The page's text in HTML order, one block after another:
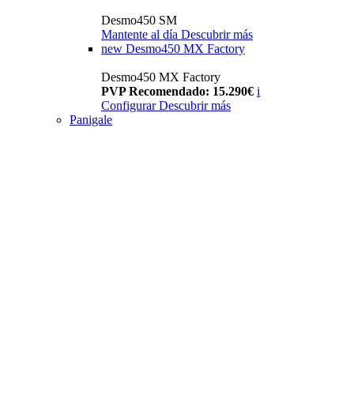
Desmo450 SM
Mantente al día Descubrir más
new Desmo450 MX Factory
Desmo450 MX Factory
PVP Recomendado: 15.290€ i
Configurar Descubrir más
Panigale